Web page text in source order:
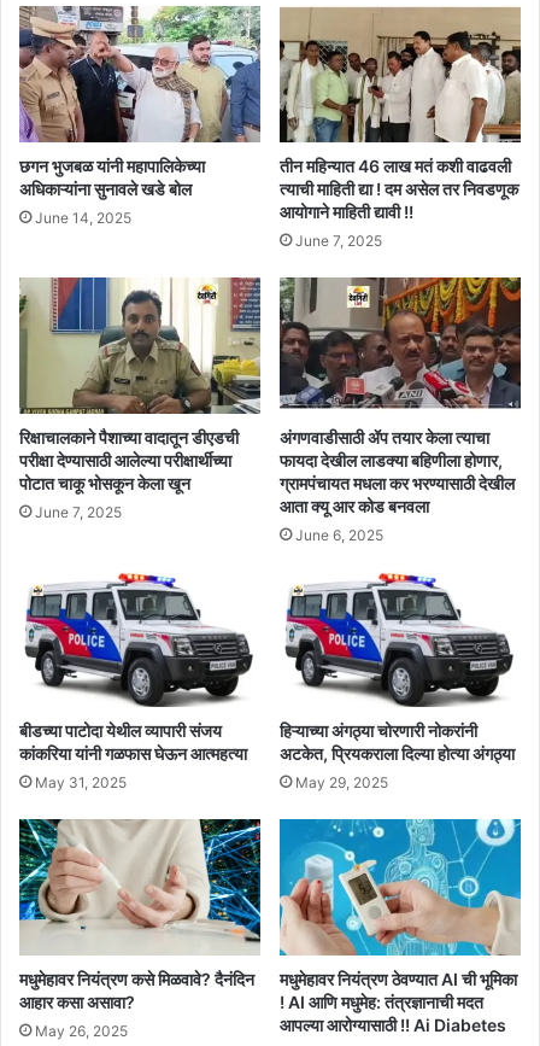
छगन भुजबळ यांनी महापालिकेच्या
अधिकाऱ्यांना सुनावले खडे बोल
June 14, 2025
तीन महिन्यात 46 लाख मतं कशी वाढवली
त्याची माहिती द्या ! दम असेल तर निवडणूक
आयोगाने माहिती द्यावी !!
June 7, 2025
रिक्षाचालकाने पैशाच्या वादातून डीएडची
परीक्षा देण्यासाठी आलेल्या परीक्षार्थीच्या
पोटात चाकू भोसकून केला खून
June 7, 2025
अंगणवाडीसाठी ॲप तयार केला त्याचा
फायदा देखील लाडक्या बहिणीला होणार,
ग्रामपंचायत मधला कर भरण्यासाठी देखील
आता क्यू आर कोड बनवला
June 6, 2025
बीडच्या पाटोदा येथील व्यापारी संजय
कांकरिया यांनी गळफास घेऊन आत्महत्या
May 31, 2025
हिऱ्याच्या अंगठ्या चोरणारी नोकरांनी
अटकेत, प्रियकराला दिल्या होत्या अंगठ्या
May 29, 2025
मधुमेहावर नियंत्रण कसे मिळवावे? दैनंदिन
आहार कसा असावा?
May 26, 2025
मधुमेहावर नियंत्रण ठेवण्यात AI ची भूमिका
! AI आणि मधुमेह: तंत्रज्ञानाची मदत
आपल्या आरोग्यासाठी !! Ai Diabetes